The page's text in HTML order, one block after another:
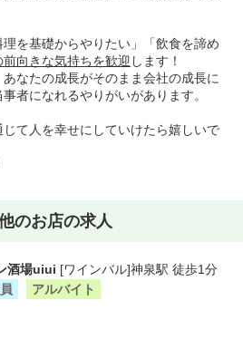
理を基礎からやりたい」「飲食を諦め
前向きな気持ちを歓迎 します！
なたの成長がそのまま会社の成長に
者になれるやりがいがあります。
て人を幸せにしていけたら嬉しいで
のお店の求人
酒場uiui [ワインバル]神泉駅 徒歩1分
アルバイト